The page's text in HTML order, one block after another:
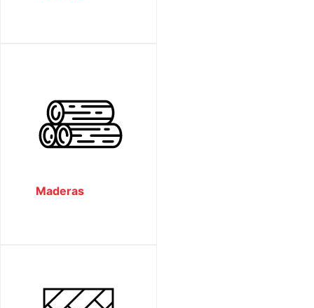
Maderas